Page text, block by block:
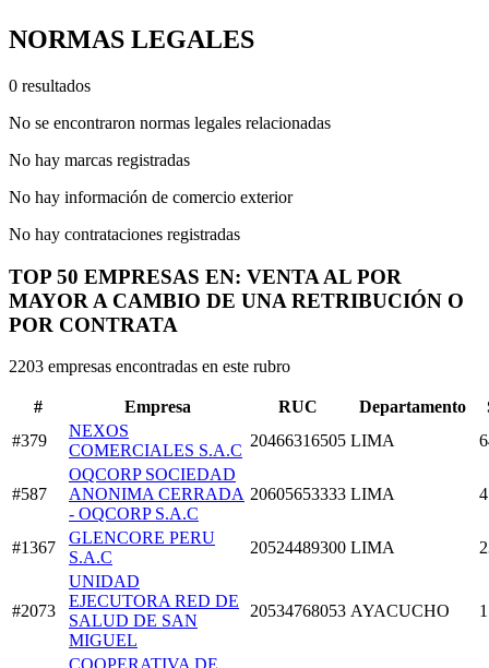
NORMAS LEGALES
0 resultados
No se encontraron normas legales relacionadas
No hay marcas registradas
No hay información de comercio exterior
No hay contrataciones registradas
TOP 50 EMPRESAS EN: VENTA AL POR
MAYOR A CAMBIO DE UNA RETRIBUCIÓN O
POR CONTRATA
2203 empresas encontradas en este rubro
# Empresa RUC Departamento
#379
NEXOS
COMERCIALES S.A.C
20466316505 LIMA
#587
OQCORP SOCIEDAD
ANONIMA CERRADA
- OQCORP S.A.C
20605653333 LIMA
#1367
GLENCORE PERU
S.A.C
20524489300 LIMA
#2073
UNIDAD
EJECUTORA RED DE
SALUD DE SAN
MIGUEL
20534768053 AYACUCHO